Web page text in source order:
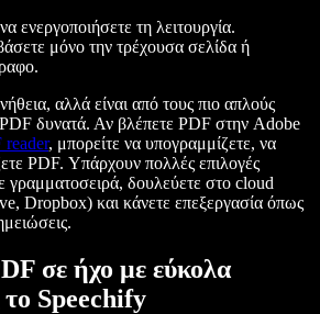
ενεργοποιήσετε τη λειτουργία.
μόνο την τρέχουσα σελίδα ή
αλλά είναι από τους πιο απλούς
δυνατά. Αν βλέπετε PDF στην Adobe
reader, μπορείτε να υπογραμμίζετε, να
PDF. Υπάρχουν πολλές επιλογές
γραμματοσειρά, δουλεύετε στο cloud
Dropbox) και κάνετε επεξεργασία όπως
σε ήχο με εύκολα
το Speechify